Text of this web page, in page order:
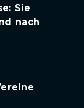
Sie
nach